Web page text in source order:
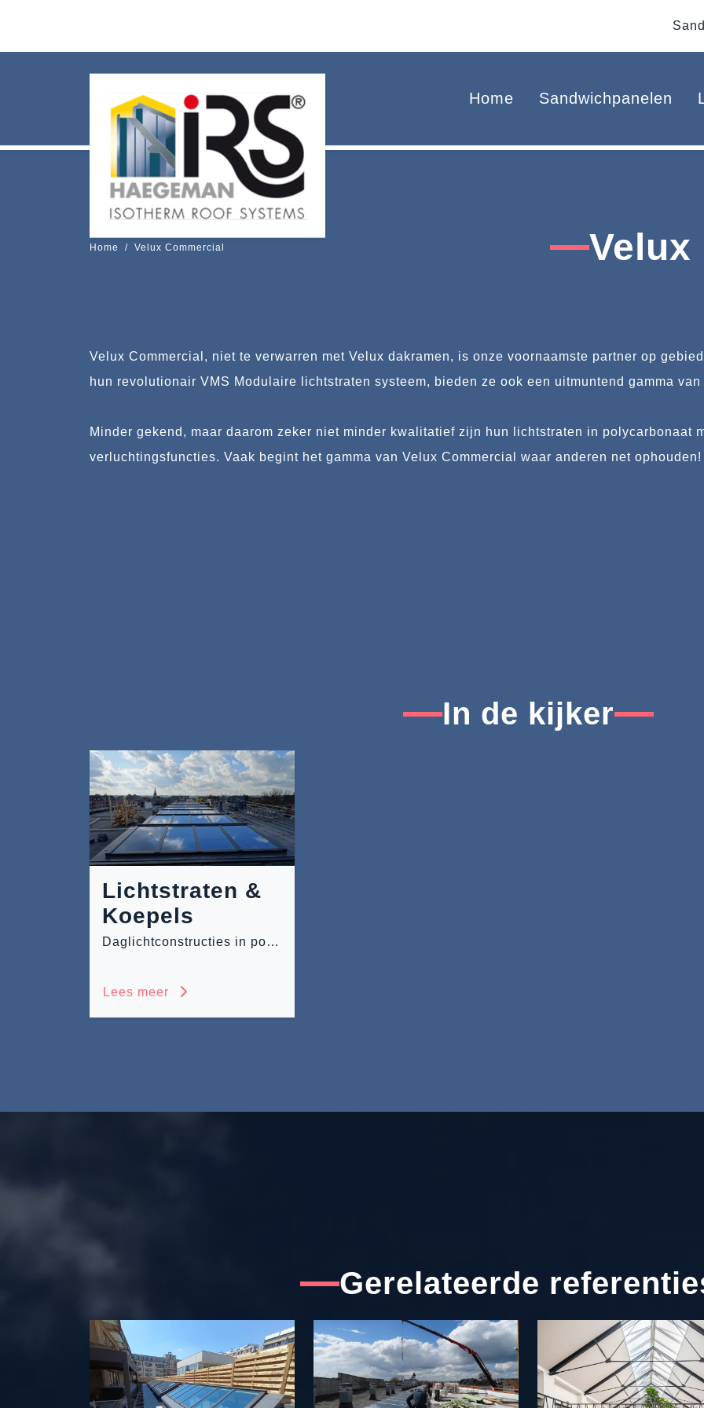
Home Sandwichpanelen
Home / Velux Commercial Velux
Velux Commercial, niet te verwarren met Velux dakramen, is onze voornaamste partner op
hun revolutionair VMS Modulaire lichtstraten systeem, bieden ze ook een uitmuntend gamma
Minder gekend, maar daarom zeker niet minder kwalitatief zijn hun lichtstraten in polycarbonaat
verluchtingsfuncties. Vaak begint het gamma van Velux Commercial waar anderen net ophouden!
In de kijker
Lichtstraten &
Koepels
Daglichtconstructies in polycarbonaat en glas
Lees meer
Gerelateerde